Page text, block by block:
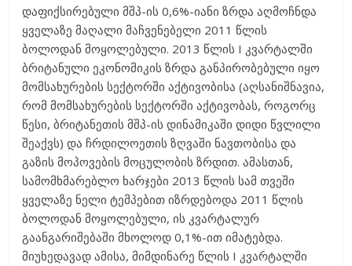
დაფიქსირებული მშპ-ის 0,6%-იანი ზრდა აღმოჩნდა
ყველაზე მაღალი მაჩვენებელი 2011 წლის
ბოლოდან მოყოლებული. 2013 წლის I კვარტალში
ბრიტანული ეკონომიკის ზრდა განპირობებული იყო
მომსახურების სექტორში აქტივობისა (აღსანიშნავია,
რომ მომსახურების სექტორში აქტივობას, როგორც
წესი, ბრიტანეთის მშპ-ის დინამიკაში დიდი წვლილი
შეაქვს) და ჩრდილოეთის ზღვაში ნავთობისა და
გაზის მოპოვების მოცულობის ზრდით. ამასთან,
სამომხმარებლო ხარჯები 2013 წლის სამ თვეში
ყველაზე ნელი ტემპებით იზრდებოდა 2011 წლის
ბოლოდან მოყოლებული, ის კვარტალურ
გაანგარიშებაში მხოლოდ 0,1%-ით იმატებდა.
მიუხედავად ამისა, მიმდინარე წლის I კვარტალში